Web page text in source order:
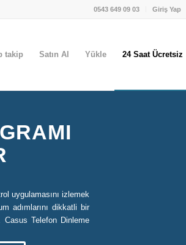
0543 649 09 03 Giriş Yap
takip Satın Al Yükle 24 Saat Ücretsiz
uygulamasını izlemek
adımlarını dikkatli bir
Telefon Dinleme